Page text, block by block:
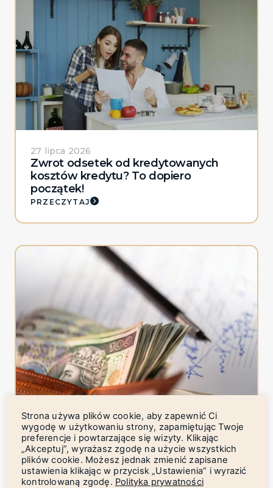
27 lipca 2026
Zwrot odsetek od kredytowanych
kosztów kredytu? To dopiero
początek!
PRZECZYTAJ
19 lipca 2026
Ustawa frankowa wchodzi w życie
PRZECZYTAJ
Strona używa plików cookie, aby zapewnić Ci
wygodę w użytkowaniu strony, zapamiętując Twoje
preferencje i powtarzające się wizyty. Klikając
„Akceptuj”, wyrażasz zgodę na użycie wszystkich
plików cookie. Możesz jednak zmienić zapisane
ustawienia klikając w przycisk „Ustawienia” i wyrazić
kontrolowaną zgodę. Polityka prywatności